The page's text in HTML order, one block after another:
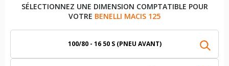
SÉLECTIONNEZ UNE DIMENSION COMPTATIBLE POUR
VOTRE BENELLI MACIS 125
100/80 - 16 50 S (PNEU AVANT)